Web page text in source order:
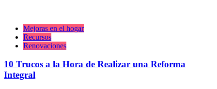
Mejoras en el hogar
Recursos
Renovaciones
10 Trucos a la Hora de Realizar una Reforma
Integral